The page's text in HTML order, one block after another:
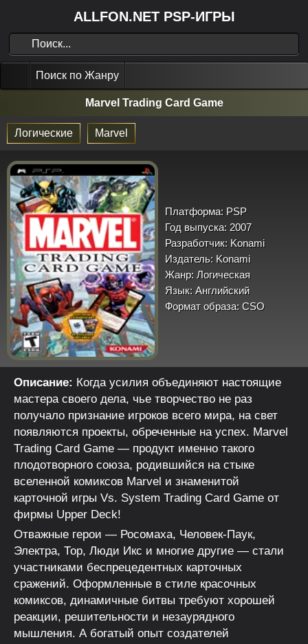
ALLFON.NET PSP-ИГРЫ
Поиск по Жанру
Marvel Trading Card Game
Логические Marvel
Платформа: PSP
Год выпуска: 2007
Разработчик: Konami
Издатель: Konami
Жанр: Логическая
Язык: Английский
Формат образа: CSO
Описание: Когда усилия объединяют настоящие
мастера своего дела, чье творчество не раз
получало признание игроков всего мира, на свет
появляются проекты, обреченные на успех. Marvel
Trading Card Game — продукт именно такого
плодотворного союза, родившийся на стыке
вселенной комиксов Marvel и знаменитой
карточной игры Vs. System Trading Card Game от
фирмы Upper Deck!
Отважные герои — Росомаха, Человек-Паук,
Электра, Тор, Люди Икс и многие другие — стали
участниками беспрецедентных карточных
сражений. Оформленные в стиле красочных
комиксов, динамичные битвы требуют хорошей
реакции, решительности и незаурядного
мышления. А богатый опыт создателей